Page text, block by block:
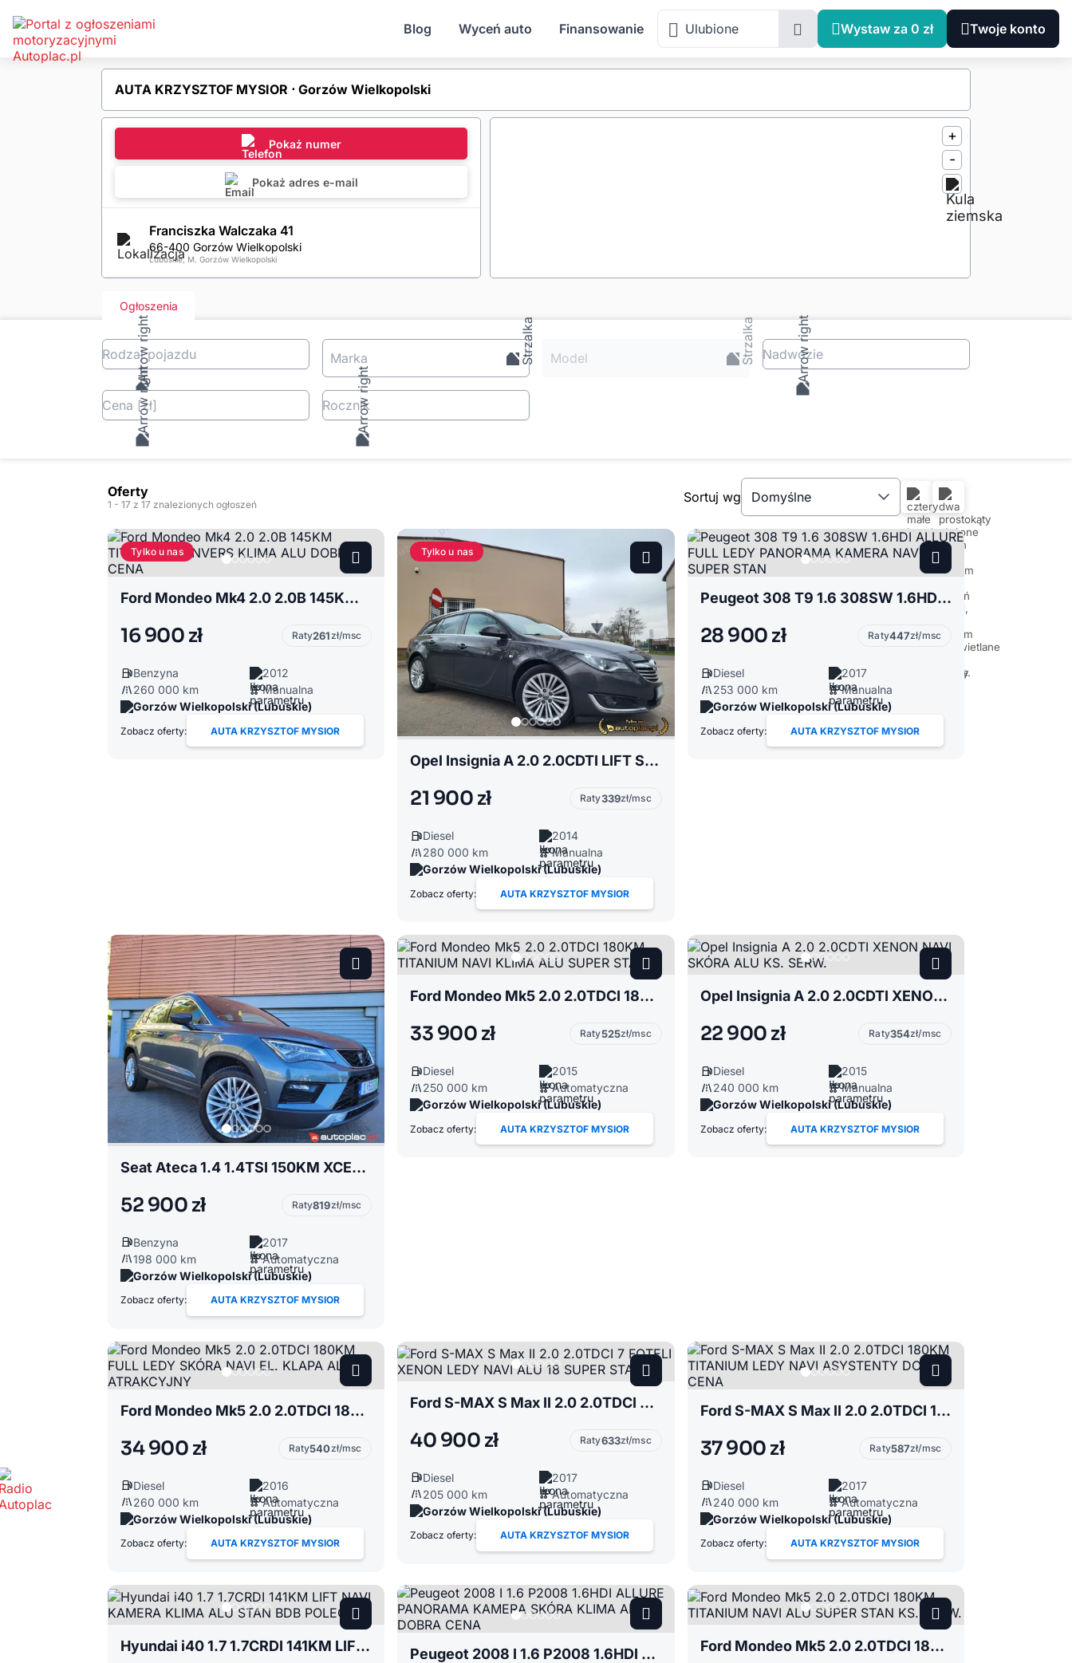
Blog Wyceń auto Finansowanie Ulubione Wystaw za 0 zł Twoje konto
AUTA KRZYSZTOF MYSIOR ⋅ Gorzów Wielkopolski
Pokaż numer
Pokaż adres e-mail
Franciszka Walczaka 41
66-400 Gorzów Wielkopolski
Lubuskie, M. Gorzów Wielkopolski
+
-
Ogłoszenia
Rodzaj pojazdu Marka Model Nadwozie
Cena [zł] Rocznik
Oferty
1 - 17 z 17 znalezionych ogłoszeń Sortuj wg Domyślne
Tylko u nas
Ford Mondeo Mk4 2.0 2.0B 145KM TITANIUM CONVERS KLIMA ALU DOBRA CENA
16 900 zł Raty261zł/msc
Benzyna
2012
260 000 km
Manualna
Gorzów Wielkopolski (Lubuskie)
Zobacz oferty: AUTA KRZYSZTOF MYSIOR
Tylko u nas
Opel Insignia A 2.0 2.0CDTI LIFT SKÓRA NAVI ALU STAN BDB POLECAM
21 900 zł Raty339zł/msc
Diesel
2014
280 000 km
Manualna
Gorzów Wielkopolski (Lubuskie)
Zobacz oferty: AUTA KRZYSZTOF MYSIOR
Peugeot 308 T9 1.6 308SW 1.6HDI ALLURE FULL LEDY PANORAMA KAMERA NAVI SUPER STAN
28 900 zł Raty447zł/msc
Diesel
2017
253 000 km
Manualna
Gorzów Wielkopolski (Lubuskie)
Zobacz oferty: AUTA KRZYSZTOF MYSIOR
Seat Ateca 1.4 1.4TSI 150KM XCELLENCE FULL LED ALKANTARA KAMERY 360 NAVI FULL
52 900 zł Raty819zł/msc
Benzyna
2017
198 000 km
Automatyczna
Gorzów Wielkopolski (Lubuskie)
Zobacz oferty: AUTA KRZYSZTOF MYSIOR
Ford Mondeo Mk5 2.0 2.0TDCI 180KM TITANIUM NAVI KLIMA ALU SUPER STAN
33 900 zł Raty525zł/msc
Diesel
2015
250 000 km
Automatyczna
Gorzów Wielkopolski (Lubuskie)
Zobacz oferty: AUTA KRZYSZTOF MYSIOR
Opel Insignia A 2.0 2.0CDTI XENON NAVI SKÓRA ALU KS. SERW.
22 900 zł Raty354zł/msc
Diesel
2015
240 000 km
Manualna
Gorzów Wielkopolski (Lubuskie)
Zobacz oferty: AUTA KRZYSZTOF MYSIOR
Ford Mondeo Mk5 2.0 2.0TDCI 180KM FULL LEDY SKÓRA NAVI EL. KLAPA ALU 18 ATRAKCYJNY
34 900 zł Raty540zł/msc
Diesel
2016
260 000 km
Automatyczna
Gorzów Wielkopolski (Lubuskie)
Zobacz oferty: AUTA KRZYSZTOF MYSIOR
Ford S-MAX S Max II 2.0 2.0TDCI 7 FOTELI XENON LEDY NAVI ALU 18 SUPER STAN
40 900 zł Raty633zł/msc
Diesel
2017
205 000 km
Automatyczna
Gorzów Wielkopolski (Lubuskie)
Zobacz oferty: AUTA KRZYSZTOF MYSIOR
Ford S-MAX S Max II 2.0 2.0TDCI 180KM TITANIUM LEDY NAVI ASYSTENTY DOBRA CENA
37 900 zł Raty587zł/msc
Diesel
2017
240 000 km
Automatyczna
Gorzów Wielkopolski (Lubuskie)
Zobacz oferty: AUTA KRZYSZTOF MYSIOR
Hyundai i40 1.7 1.7CRDI 141KM LIFT NAVI KAMERA KLIMA ALU STAN BDB POLECAM Peugeot 2008 I 1.6 P2008 1.6HDI ALLURE PANORAMA KAMERA SKÓRA KLIMA ALU DOBRA CENA Ford Mondeo Mk5 2.0 2.0TDCI 180KM TITANIUM NAVI ALU SUPER STAN KS. SERW.